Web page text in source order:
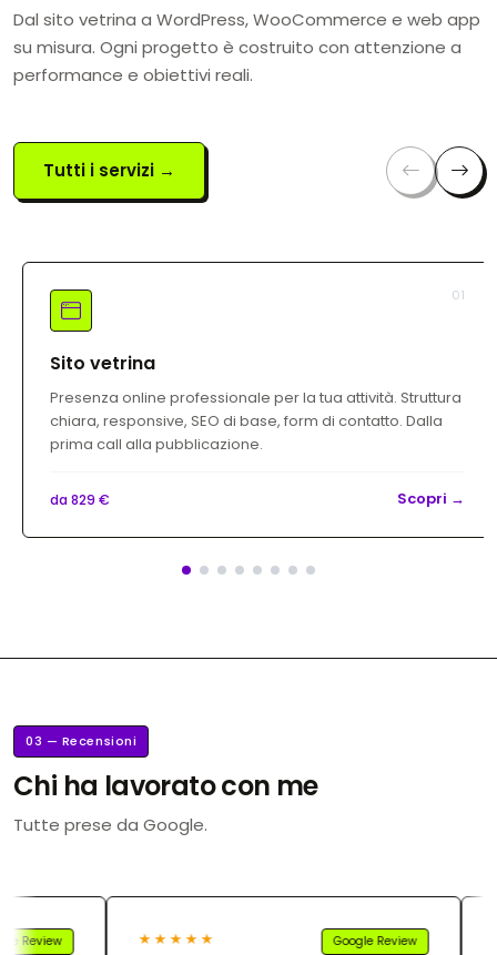
Dal sito vetrina a WordPress, WooCommerce e web app
su misura. Ogni progetto è costruito con attenzione a
performance e obiettivi reali.
Tutti i servizi →
01
Sito vetrina
Presenza online professionale per la tua attività. Struttura
chiara, responsive, SEO di base, form di contatto. Dalla
prima call alla pubblicazione.
da 829 € Scopri →
03 — Recensioni
Chi ha lavorato con me
Tutte prese da Google.
Review ★★★★★ Google Review